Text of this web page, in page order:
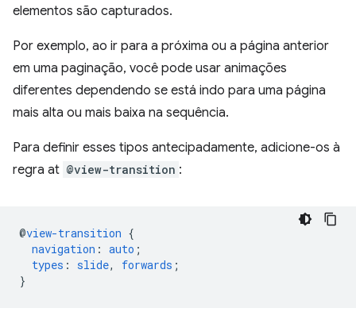
elementos são capturados.
Por exemplo, ao ir para a próxima ou a página anterior
em uma paginação, você pode usar animações
diferentes dependendo se está indo para uma página
mais alta ou mais baixa na sequência.
Para definir esses tipos antecipadamente, adicione-os à
regra at @view-transition :
@view-transition {
navigation : auto ;
types : slide, forwards ;
}